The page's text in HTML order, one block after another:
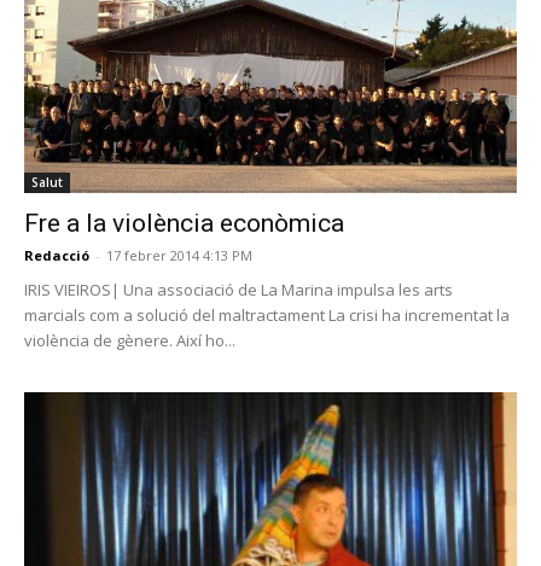
Salut
Fre a la violència econòmica
Redacció - 17 febrer 2014 4:13 PM
IRIS VIEIROS| Una associació de La Marina impulsa les arts
marcials com a solució del maltractament La crisi ha incrementat la
violència de gènere. Així ho...